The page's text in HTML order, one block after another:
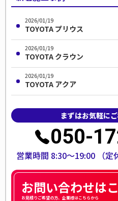
2026/01/19
TOYOTA プリウス
2026/01/19
TOYOTA クラウン
2026/01/19
TOYOTA アクア
まずはお気軽に
050-
営業時間 8:30〜19:00 （
お問い合わせは
お見積りご希望の方、企業様はこちらから